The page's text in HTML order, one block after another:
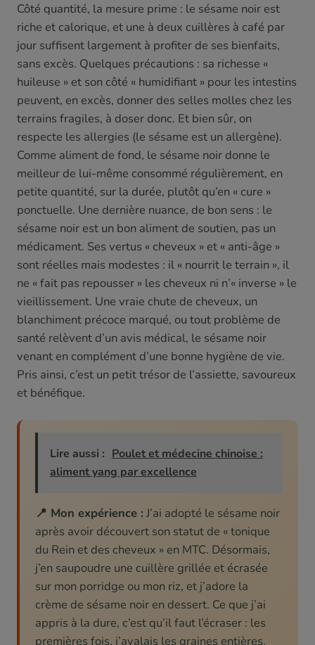
Côté quantité, la mesure prime : le sésame noir est
riche et calorique, et une à deux cuillères à café par
jour suffisent largement à profiter de ses bienfaits,
sans excès. Quelques précautions : sa richesse «
huileuse » et son côté « humidifiant » pour les intestins
peuvent, en excès, donner des selles molles chez les
terrains fragiles, à doser donc. Et bien sûr, on
respecte les allergies (le sésame est un allergène).
Comme aliment de fond, le sésame noir donne le
meilleur de lui-même consommé régulièrement, en
petite quantité, sur la durée, plutôt qu’en « cure »
ponctuelle. Une dernière nuance, de bon sens : le
sésame noir est un bon aliment de soutien, pas un
médicament. Ses vertus « cheveux » et « anti-âge »
sont réelles mais modestes : il « nourrit le terrain », il
ne « fait pas repousser » les cheveux ni n’« inverse » le
vieillissement. Une vraie chute de cheveux, un
blanchiment précoce marqué, ou tout problème de
santé relèvent d’un avis médical, le sésame noir
venant en complément d’une bonne hygiène de vie.
Pris ainsi, c’est un petit trésor de l’assiette, savoureux
et bénéfique.
Lire aussi : Poulet et médecine chinoise :
aliment yang par excellence
📍 Mon expérience : J’ai adopté le sésame noir
après avoir découvert son statut de « tonique
du Rein et des cheveux » en MTC. Désormais,
j’en saupoudre une cuillère grillée et écrasée
sur mon porridge ou mon riz, et j’adore la
crème de sésame noir en dessert. Ce que j’ai
appris à la dure, c’est qu’il faut l’écraser : les
premières fois, j’avalais les graines entières,